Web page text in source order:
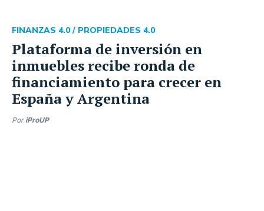
Plataforma de inversión en
inmuebles recibe ronda de
financiamiento para crecer en
España y Argentina
FINANZAS 4.0 / PROPIEDADES 4.0
Por iProUP